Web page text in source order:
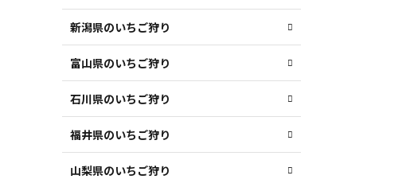
新潟県のいちご狩り
富山県のいちご狩り
石川県のいちご狩り
福井県のいちご狩り
山梨県のいちご狩り